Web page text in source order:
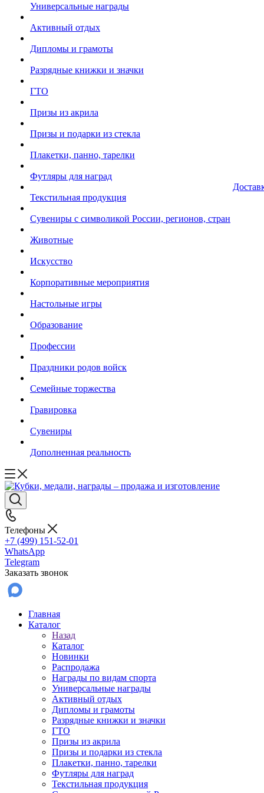
Универсальные награды
Активный отдых
Дипломы и грамоты
Разрядные книжки и значки
ГТО
Призы из акрила
Призы и подарки из стекла
Плакетки, панно, тарелки
Футляры для наград
Текстильная продукция
Сувениры с символикой России, регионов, стран
Животные
Искусство
Корпоративные мероприятия
Настольные игры
Образование
Профессии
Праздники родов войск
Семейные торжества
Гравировка
Сувениры
Дополненная реальность
Телефоны
+7 (499) 151-52-01
WhatsApp
Telegram
Заказать звонок
Главная
Каталог
Назад
Каталог
Новинки
Распродажа
Награды по видам спорта
Универсальные награды
Активный отдых
Дипломы и грамоты
Разрядные книжки и значки
ГТО
Призы из акрила
Призы и подарки из стекла
Плакетки, панно, тарелки
Футляры для наград
Текстильная продукция